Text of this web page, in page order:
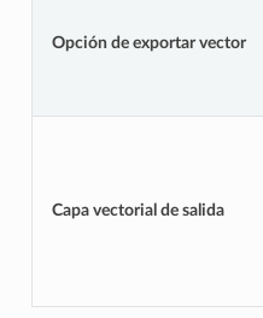
Opción de exportar vector
Capa vectorial de salida